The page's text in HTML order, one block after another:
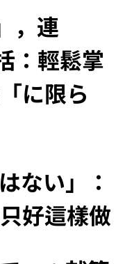
，連
：輕鬆掌
に限ら
ない」：
好這樣做